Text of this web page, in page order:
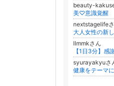
beauty-
美♡意識覚醒
nextstagelife
大人女性の新
llmmkさん
syurayakyuさ